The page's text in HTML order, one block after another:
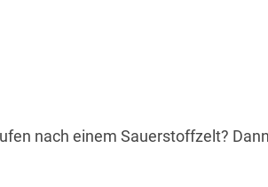
nach einem Sauerstoffzelt?